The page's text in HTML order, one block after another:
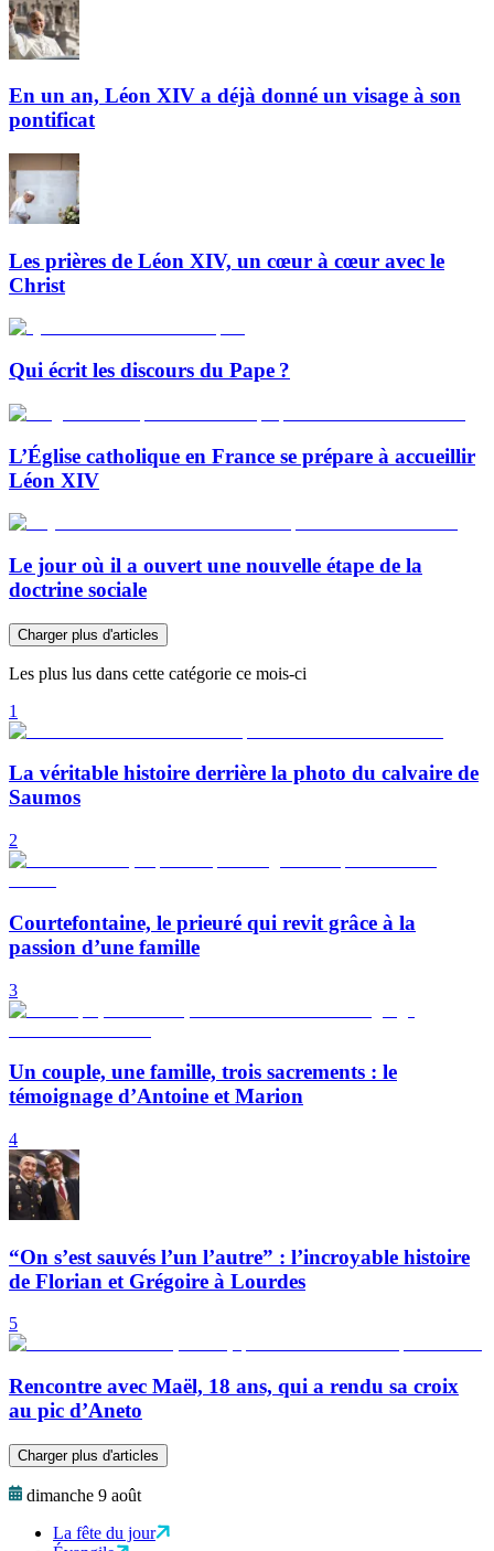
En un an, Léon XIV a déjà donné un visage à son
pontificat
Les prières de Léon XIV, un cœur à cœur avec le
Christ
Qui écrit les discours du Pape ?
L’Église catholique en France se prépare à accueillir
Léon XIV
Le jour où il a ouvert une nouvelle étape de la
doctrine sociale
Charger plus d'articles
Les plus lus dans cette catégorie ce mois-ci
1
La véritable histoire derrière la photo du calvaire de
Saumos
2
Courtefontaine, le prieuré qui revit grâce à la
passion d’une famille
3
Un couple, une famille, trois sacrements : le
témoignage d’Antoine et Marion
4
“On s’est sauvés l’un l’autre” : l’incroyable histoire
de Florian et Grégoire à Lourdes
5
Rencontre avec Maël, 18 ans, qui a rendu sa croix
au pic d’Aneto
Charger plus d'articles
dimanche 9 août
La fête du jour